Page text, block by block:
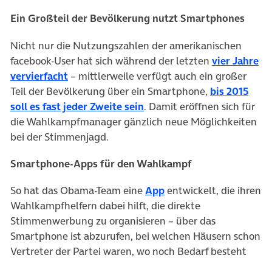
Ein Großteil der Bevölkerung nutzt Smartphones
Nicht nur die Nutzungszahlen der amerikanischen
facebook-User hat sich während der letzten vier Jahre
vervierfacht – mittlerweile verfügt auch ein großer
Teil der Bevölkerung über ein Smartphone, bis 2015
soll es fast jeder Zweite sein. Damit eröffnen sich für
die Wahlkampfmanager gänzlich neue Möglichkeiten
bei der Stimmenjagd.
Smartphone-Apps für den Wahlkampf
So hat das Obama-Team eineApp(öffnet in neuem Tab)
entwickelt, die ihren
Wahlkampfhelfern dabei hilft, die direkte
Stimmenwerbung zu organisieren – über das
Smartphone ist abzurufen, bei welchen Häusern schon
Vertreter der Partei waren, wo noch Bedarf besteht